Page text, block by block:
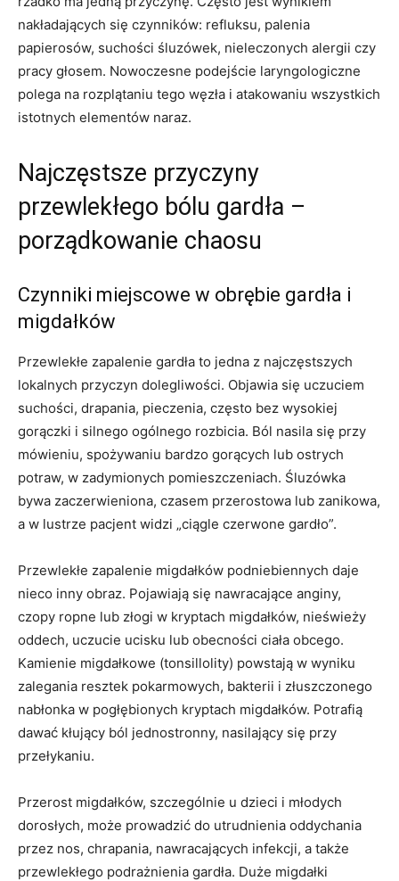
nakładających się czynników: refluksu, palenia
papierosów, suchości śluzówek, nieleczonych alergii czy
pracy głosem. Nowoczesne podejście laryngologiczne
polega na rozplątaniu tego węzła i atakowaniu wszystkich
istotnych elementów naraz.
Najczęstsze przyczyny
przewlekłego bólu gardła –
porządkowanie chaosu
Czynniki miejscowe w obrębie gardła i
migdałków
Przewlekłe zapalenie gardła to jedna z najczęstszych
lokalnych przyczyn dolegliwości. Objawia się uczuciem
suchości, drapania, pieczenia, często bez wysokiej
gorączki i silnego ogólnego rozbicia. Ból nasila się przy
mówieniu, spożywaniu bardzo gorących lub ostrych
potraw, w zadymionych pomieszczeniach. Śluzówka
bywa zaczerwieniona, czasem przerostowa lub zanikowa,
a w lustrze pacjent widzi „ciągle czerwone gardło”.
Przewlekłe zapalenie migdałków podniebiennych daje
nieco inny obraz. Pojawiają się nawracające anginy,
czopy ropne lub złogi w kryptach migdałków, nieświeży
oddech, uczucie ucisku lub obecności ciała obcego.
Kamienie migdałkowe (tonsillolity) powstają w wyniku
zalegania resztek pokarmowych, bakterii i złuszczonego
nabłonka w pogłębionych kryptach migdałków. Potrafią
dawać kłujący ból jednostronny, nasilający się przy
przełykaniu.
Przerost migdałków, szczególnie u dzieci i młodych
dorosłych, może prowadzić do utrudnienia oddychania
przez nos, chrapania, nawracających infekcji, a także
przewlekłego podrażnienia gardła. Duże migdałki